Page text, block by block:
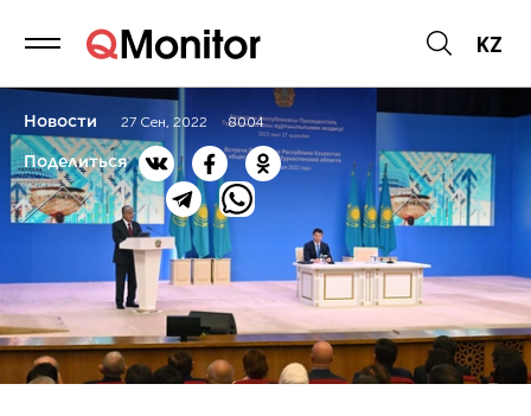
KZ
Новости 27 Сен, 2022 8004
Поделиться